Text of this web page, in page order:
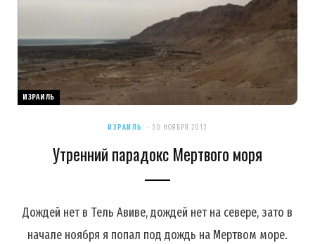
ИЗРАИЛЬ
ИЗРАИЛЬ 30 НОЯБРЯ 2013
Утренний парадокс Мертвого моря
Дождей нет в Тель Авиве, дождей нет на севере, зато в
начале ноября я попал под дождь на Мертвом море.